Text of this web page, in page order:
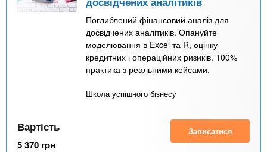
Поглиблений фінансовий аналіз для
досвідчених аналітиків. Опануйте
моделювання в Excel та R, оцінку
кредитних і операційних ризиків. 100%
практика з реальними кейсами.
Школа успішного бізнесу
Вартість
5 370 грн
Записатися